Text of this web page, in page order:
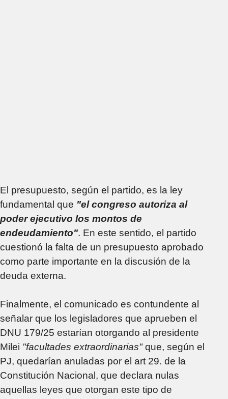
El presupuesto, según el partido, es la ley
fundamental que "el congreso autoriza al
poder ejecutivo los montos de
endeudamiento". En este sentido, el partido
cuestionó la falta de un presupuesto aprobado
como parte importante en la discusión de la
deuda externa.
Finalmente, el comunicado es contundente al
señalar que los legisladores que aprueben el
DNU 179/25 estarían otorgando al presidente
Milei "facultades extraordinarias"que, según el
PJ, quedarían anuladas por el art 29. de la
Constitución Nacional, que declara nulas
aquellas leyes que otorgan este tipo de